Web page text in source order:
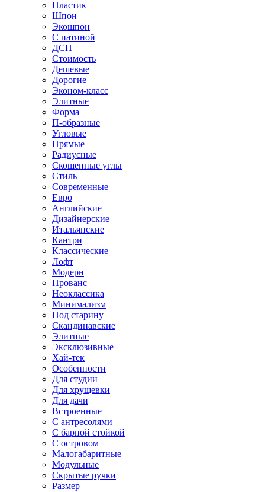
Пластик
Шпон
Экошпон
С патиной
ДСП
Стоимость
Дешевые
Дорогие
Эконом-класс
Элитные
Форма
П-образные
Угловые
Прямые
Радиусные
Скошенные углы
Стиль
Современные
Евро
Английские
Дизайнерские
Итальянские
Кантри
Классические
Лофт
Модерн
Прованс
Неоклассика
Минимализм
Под старину
Скандинавские
Элитные
Эксклюзивные
Хай-тек
Особенности
Для студии
Для хрущевки
Для дачи
Встроенные
С антресолями
С барной стойкой
С островом
Малогабаритные
Модульные
Скрытые ручки
Размер